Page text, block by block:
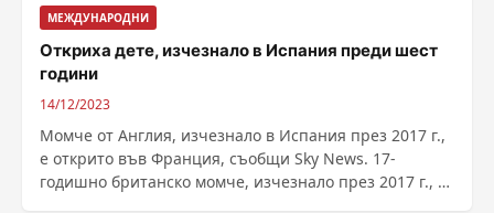
МЕЖДУНАРОДНИ
Откриха дете, изчезнало в Испания преди шест
години
14/12/2023
Момче от Англия, изчезнало в Испания през 2017 г.,
е открито във Франция, съобщи Sky News. 17-
годишно британско момче, изчезнало през 2017 г., е